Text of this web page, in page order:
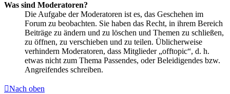
Was sind Moderatoren?
Die Aufgabe der Moderatoren ist es, das Geschehen im
Forum zu beobachten. Sie haben das Recht, in ihrem Bereich
Beiträge zu ändern und zu löschen und Themen zu schließen,
zu öffnen, zu verschieben und zu teilen. Üblicherweise
verhindern Moderatoren, dass Mitglieder „offtopic“, d. h.
etwas nicht zum Thema Passendes, oder Beleidigendes bzw.
Angreifendes schreiben.
Nach oben